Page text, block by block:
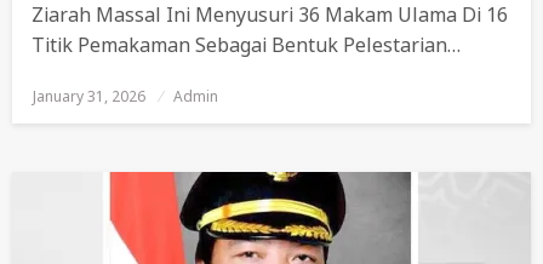
Ziarah Massal Ini Menyusuri 36 Makam Ulama Di 16
Titik Pemakaman Sebagai Bentuk Pelestarian…
Posted
January 31, 2026 Admin